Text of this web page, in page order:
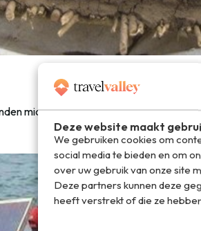
Deze website maakt
We gebruiken cookies om
social media te bieden en om
over uw gebruik van onze site
Deze partners kunnen deze
heeft verstrekt of die ze
midden in het dorp. Gemaakt van